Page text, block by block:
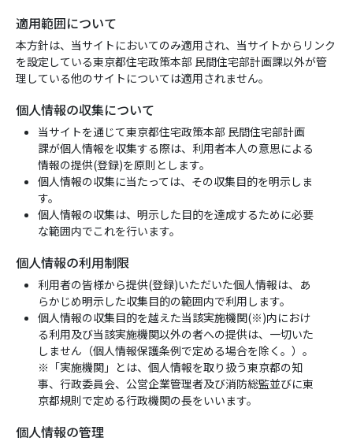
適用範囲について
本方針は、当サイトにおいてのみ適用され、当サイトからリンク
を設定している東京都住宅政策本部 民間住宅部計画課以外が管
理している他のサイトについては適用されません。
個人情報の収集について
当サイトを通じて東京都住宅政策本部 民間住宅部計画
課が個人情報を収集する際は、利用者本人の意思による
情報の提供(登録)を原則とします。
個人情報の収集に当たっては、その収集目的を明示しま
す。
個人情報の収集は、明示した目的を達成するために必要
な範囲内でこれを行います。
個人情報の利用制限
利用者の皆様から提供(登録)いただいた個人情報は、あ
らかじめ明示した収集目的の範囲内で利用します。
個人情報の収集目的を越えた当該実施機関(※)内におけ
る利用及び当該実施機関以外の者への提供は、一切いた
しません（個人情報保護条例で定める場合を除く。）。
※「実施機関」とは、個人情報を取り扱う東京都の知
事、行政委員会、公営企業管理者及び消防総監並びに東
京都規則で定める行政機関の長をいいます。
個人情報の管理